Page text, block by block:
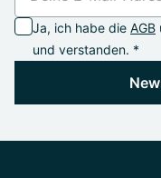
Ja, ich habe die AGB
und verstanden. *